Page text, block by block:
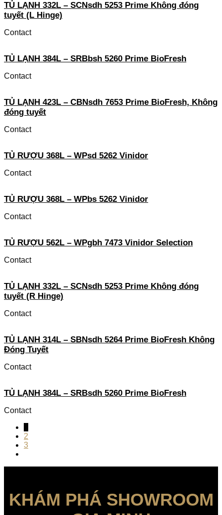
TỦ LẠNH 332L – SCNsdh 5253 Prime Không đóng
tuyết (L Hinge)
Contact
TỦ LẠNH 384L – SRBbsh 5260 Prime BioFresh
Contact
TỦ LẠNH 423L – CBNsdh 7653 Prime BioFresh, Không
đóng tuyết
Contact
TỦ RƯỢU 368L – WPsd 5262 Vinidor
Contact
TỦ RƯỢU 368L – WPbs 5262 Vinidor
Contact
TỦ RƯỢU 562L – WPgbh 7473 Vinidor Selection
Contact
TỦ LẠNH 332L – SCNsdh 5253 Prime Không đóng
tuyết (R Hinge)
Contact
TỦ LẠNH 314L – SBNsdh 5264 Prime BioFresh Không
Đóng Tuyết
Contact
TỦ LẠNH 384L – SRBsdh 5260 Prime BioFresh
Contact
2
3
KHÁM PHÁ SHOWROOM